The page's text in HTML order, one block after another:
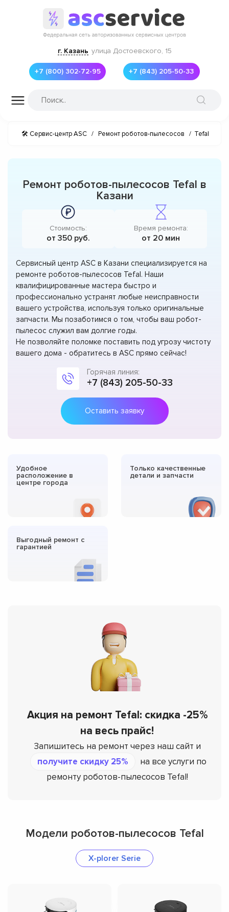
г. Казань улица Достоевского, 15
+7 (800) 302-72-95 +7 (843) 205-50-33
🛠 Сервис-центр ASC / Ремонт роботов-пылесосов / Tefal
Ремонт роботов-пылесосов Tefal в
Казани
Стоимость:
от 350 руб.
Время ремонта:
от 20 мин
Сервисный центр ASC в Казани специализируется на
ремонте роботов-пылесосов Tefal. Наши
квалифицированные мастера быстро и
профессионально устранят любые неисправности
вашего устройства, используя только оригинальные
запчасти. Мы позаботимся о том, чтобы ваш робот-
пылесос служил вам долгие годы.
Не позволяйте поломке поставить под угрозу чистоту
вашего дома - обратитесь в ASC прямо сейчас!
Горячая линия:
+7 (843) 205-50-33
Оставить заявку
Удобное
расположение в
центре города
Только качественные
детали и запчасти
Выгодный ремонт с
гарантией
Акция на ремонт Tefal: скидка -25%
на весь прайс!
Запишитесь на ремонт через наш сайт и
получите скидку 25%
на все услуги по
ремонту роботов-пылесосов Tefal!
Модели роботов-пылесосов Tefal
X-plorer Serie